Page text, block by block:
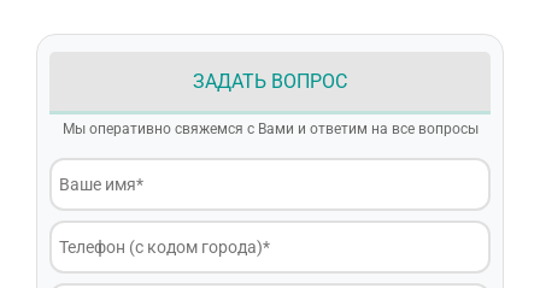
ЗАДАТЬ ВОПРОС
Мы оперативно свяжемся с Вами и ответим на все вопросы